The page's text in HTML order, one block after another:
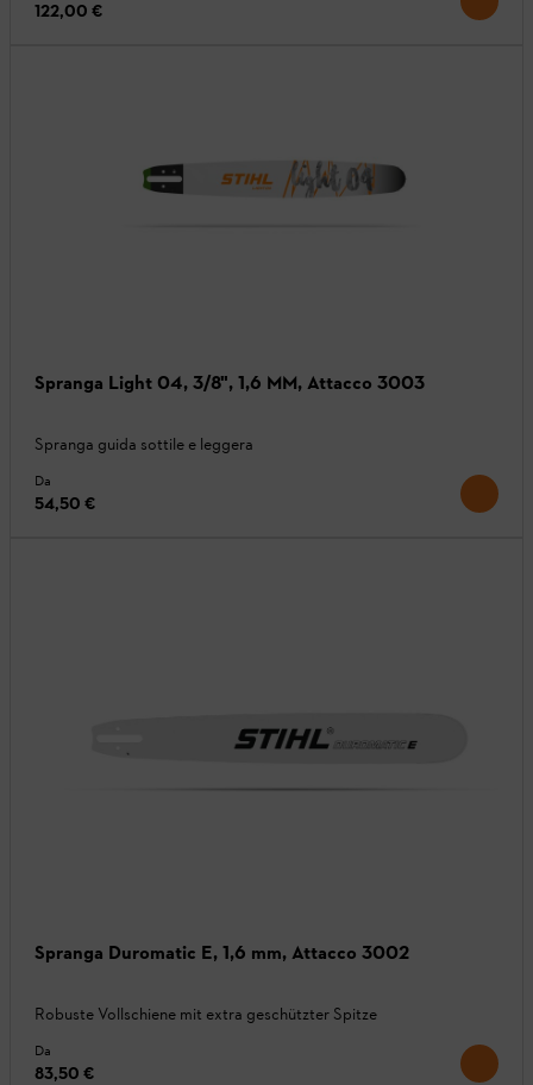
122,00 €
Spranga Light 04, 3/8", 1,6 MM, Attacco 3003
Spranga guida sottile e leggera
Da
54,50 €
Spranga Duromatic E, 1,6 mm, Attacco 3002
Robuste Vollschiene mit extra geschützter Spitze
Da
83,50 €